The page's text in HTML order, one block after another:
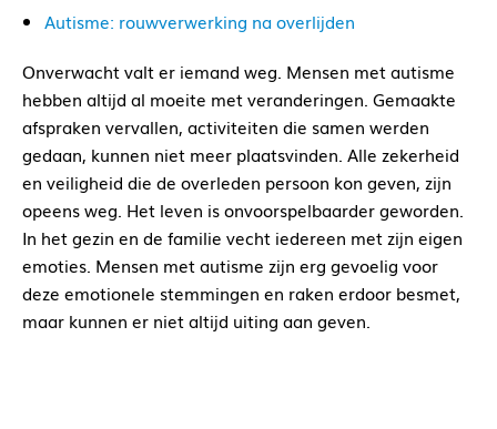
Autisme: rouwverwerking na overlijden
Onverwacht valt er iemand weg. Mensen met autisme
hebben altijd al moeite met veranderingen. Gemaakte
afspraken vervallen, activiteiten die samen werden
gedaan, kunnen niet meer plaatsvinden. Alle zekerheid
en veiligheid die de overleden persoon kon geven, zijn
opeens weg. Het leven is onvoorspelbaarder geworden.
In het gezin en de familie vecht iedereen met zijn eigen
emoties. Mensen met autisme zijn erg gevoelig voor
deze emotionele stemmingen en raken erdoor besmet,
maar kunnen er niet altijd uiting aan geven.